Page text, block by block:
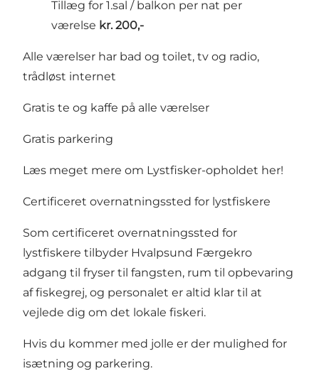
Tillæg for 1.sal / balkon per nat per
værelse kr. 200,-
​Alle værelser har bad og toilet, tv og radio,
trådløst internet
Gratis te og kaffe på alle værelser
Gratis parkering
Læs meget mere om Lystfisker-opholdet her!
Certificeret overnatningssted for lystfiskere
​​Som certificeret overnatningssted for
lystfiskere tilbyder Hvalpsund Færgekro
adgang til fryser til fangsten, rum til opbevaring
af fiskegrej, og personalet er altid klar til at
vejlede dig om det lokale fiskeri.
Hvis du kommer med jolle er der mulighed for
isætning og parkering.